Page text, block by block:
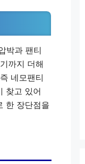
박과 팬티
까지 더해
네모팬티
찾고 있어
한 장단점을